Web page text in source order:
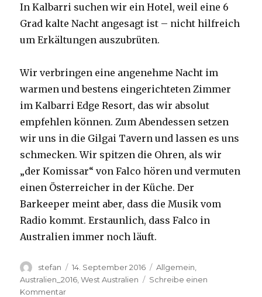
In Kalbarri suchen wir ein Hotel, weil eine 6
Grad kalte Nacht angesagt ist – nicht hilfreich
um Erkältungen auszubrüten.
Wir verbringen eine angenehme Nacht im
warmen und bestens eingerichteten Zimmer
im Kalbarri Edge Resort, das wir absolut
empfehlen können. Zum Abendessen setzen
wir uns in die Gilgai Tavern und lassen es uns
schmecken. Wir spitzen die Ohren, als wir
„der Komissar“ von Falco hören und vermuten
einen Österreicher in der Küche. Der
Barkeeper meint aber, dass die Musik vom
Radio kommt. Erstaunlich, dass Falco in
Australien immer noch läuft.
Autor
stefan
Veröffentlicht
am
14. September 2016 Kategorien
Allgemein
Australien_2016 ,West Australien
Schreibe einen
Kommentarzu